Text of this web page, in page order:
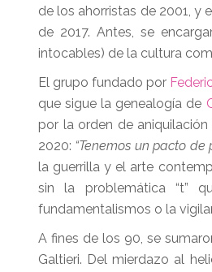
de los ahorristas de 2001, y
de 2017. Antes, se
intocables) de la cultura
El grupo fundado por
que sigue la genealogía de
por la orden de
2020: “Tenemos un pacto
la guerrilla y el arte
sin la problemática “t”
fundamentalismos o la
A fines de los 90, se
Galtieri. Del mierdazo al